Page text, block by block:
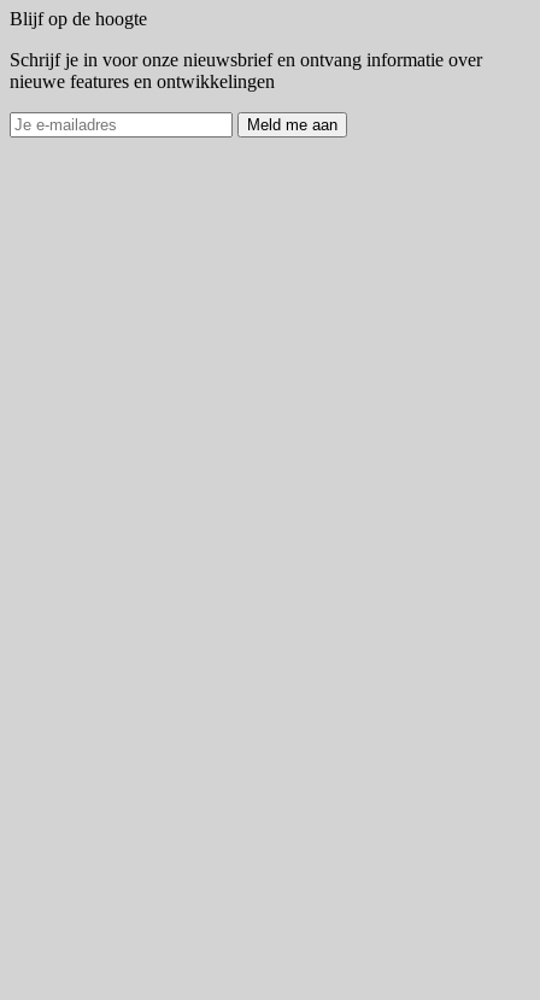
Blijf op de hoogte
Schrijf je in voor onze nieuwsbrief en ontvang informatie over
nieuwe features en ontwikkelingen
Meld me aan